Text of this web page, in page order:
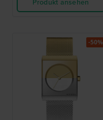
-50%